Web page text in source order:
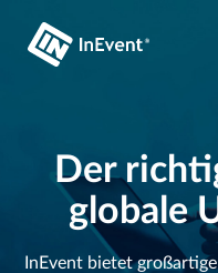
Der
globale
InEvent bietet